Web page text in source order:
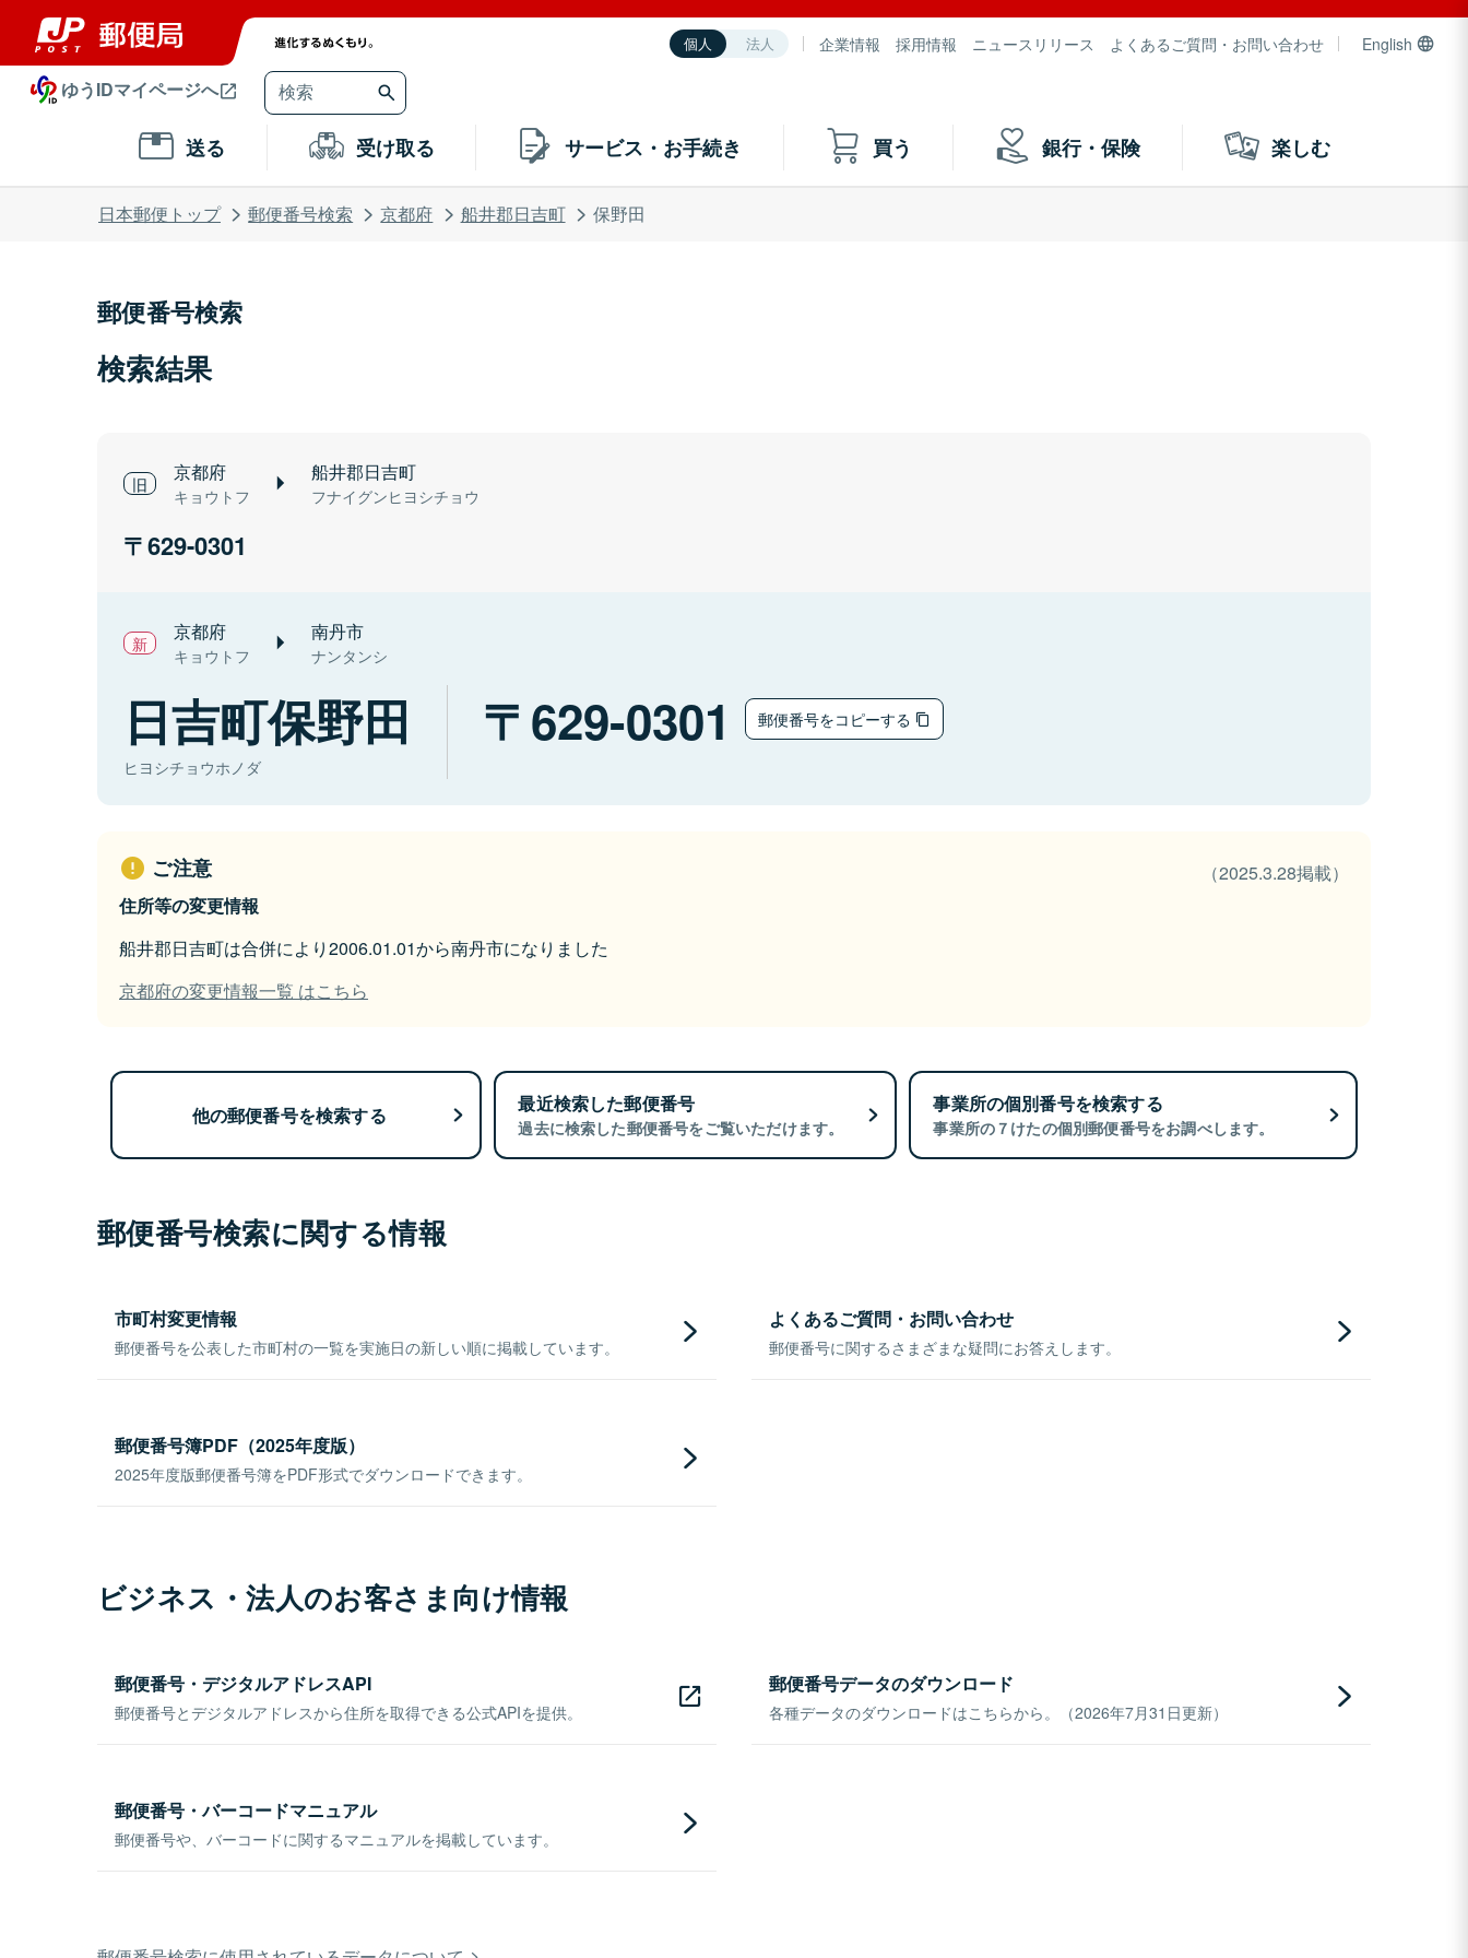
個人 法人 企業情報 採用情報 ニュースリリース よくあるご質問・お問い合わせ English
ゆうIDマイページへ
送る 受け取る サービス・お手続き 買う 銀行・保険 楽しむ
日本郵便トップ 郵便番号検索 京都府 船井郡日吉町 保野田
郵便番号検索
検索結果
京都府
キョウトフ
船井郡日吉町
フナイグンヒヨシチョウ
629-0301
京都府
キョウトフ
南丹市
ナンタンシ
日吉町保野田
ヒヨシチョウホノダ
629-0301 郵便番号をコピーする
ご注意
（2025.3.28掲載）
住所等の変更情報
船井郡日吉町は合併により2006.01.01から南丹市になりました
京都府の変更情報一覧 はこちら
他の郵便番号を検索する 最近検索した郵便番号
過去に検索した郵便番号をご覧いただけます。
事業所の個別番号を検索する
事業所の７けたの個別郵便番号をお調べします。
郵便番号検索に関する情報
市町村変更情報
郵便番号を公表した市町村の一覧を実施日の新しい順に掲載しています。
よくあるご質問・お問い合わせ
郵便番号に関するさまざまな疑問にお答えします。
郵便番号簿PDF（2025年度版）
2025年度版郵便番号簿をPDF形式でダウンロードできます。
ビジネス・法人のお客さま向け情報
郵便番号・デジタルアドレスAPI
郵便番号とデジタルアドレスから住所を取得できる公式APIを提供。
郵便番号データのダウンロード
各種データのダウンロードはこちらから。（2026年7月31日更新）
郵便番号・バーコードマニュアル
郵便番号や、バーコードに関するマニュアルを掲載しています。